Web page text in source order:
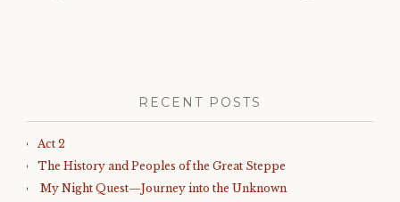
RECENT POSTS
Act 2
The History and Peoples of the Great Steppe
My Night Quest—Journey into the Unknown